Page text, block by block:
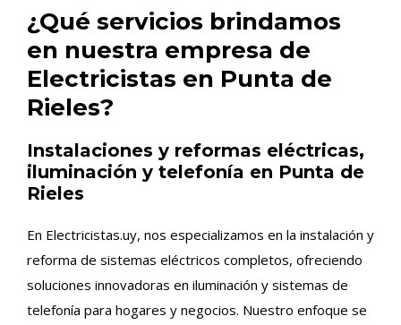
¿Qué servicios brindamos
en nuestra empresa de
Electricistas en Punta de
Rieles?
Instalaciones y reformas eléctricas,
iluminación y telefonía en Punta de
Rieles
En Electricistas.uy, nos especializamos en la instalación y
reforma de sistemas eléctricos completos, ofreciendo
soluciones innovadoras en iluminación y sistemas de
telefonía para hogares y negocios. Nuestro enfoque se